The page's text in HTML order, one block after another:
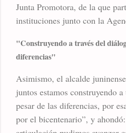
Junta Promotora, de la que
instituciones junto con la
"Construyendo a través del
diferencias"
Asimismo, el alcalde
juntos estamos construyendo
pesar de las diferencias, por
por el bicentenario”, y